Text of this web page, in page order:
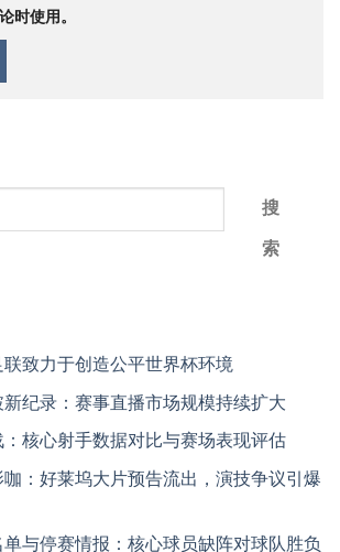
时使用。
搜
索
致力于创造公平世界杯环境
纪录：赛事直播市场规模持续扩大
核心射手数据对比与赛场表现评估
：好莱坞大片预告流出，演技争议引爆
与停赛情报：核心球员缺阵对球队胜负